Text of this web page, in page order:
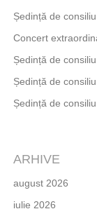
Ședință de
Concert
Ședință de
Ședință de
Ședință de
ARHIVE
august 2026
iulie 2026